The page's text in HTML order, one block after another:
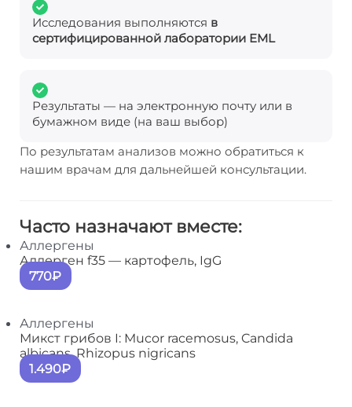
Исследования выполняются в
сертифицированной лаборатории EML
Результаты — на электронную почту или в
бумажном виде (на ваш выбор)
По результатам анализов можно обратиться к
нашим врачам для дальнейшей консультации.
Часто назначают вместе:
Аллергены
Аллерген f35 — картофель, IgG
770₽
Аллергены
Микст грибов I: Mucor racemosus, Candida
albicans, Rhizopus nigricans
1.490₽